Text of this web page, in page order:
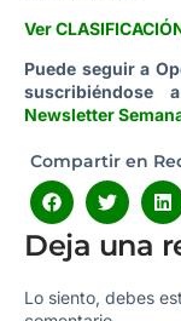
Ver
Puede seguir a
Newsletter
Compartir en
Deja una
Lo siento, debes